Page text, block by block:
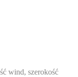
wind, szerokość